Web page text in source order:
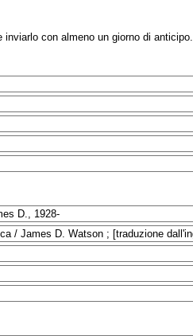
con almeno un giorno di anticipo.